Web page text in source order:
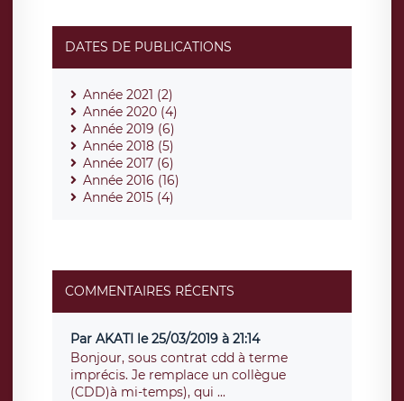
DATES DE PUBLICATIONS
Année 2021 (2)
Année 2020 (4)
Année 2019 (6)
Année 2018 (5)
Année 2017 (6)
Année 2016 (16)
Année 2015 (4)
COMMENTAIRES RÉCENTS
Par AKATI le 25/03/2019 à 21:14
Bonjour, sous contrat cdd à terme
imprécis. Je remplace un collègue
(CDD)à mi-temps), qui ...